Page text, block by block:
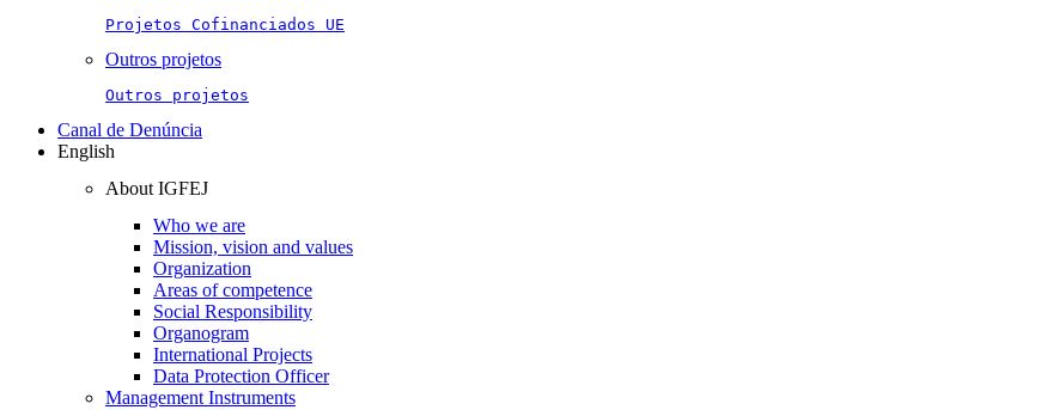
Projetos Cofinanciados UE
Outros projetos
Outros projetos
Canal de Denúncia
English
About IGFEJ
Who we are
Mission, vision and values
Organization
Areas of competence
Social Responsibility
Organogram
International Projects
Data Protection Officer
Management Instruments